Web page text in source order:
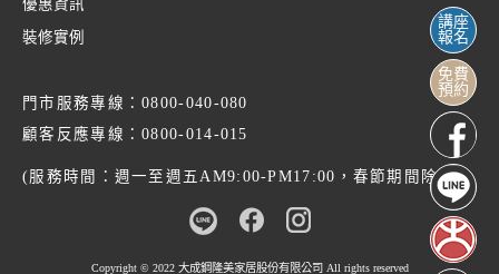
優惠資訊
裝修實例
門市服務專線：0800-040-080
顧客反應專線：0800-014-015
(服務時間：週一至週五AM9:00-PM17:00，春節期間除外)
Copyright © 2022 大成鋼隆美家居股份有限公司 All rights reserved
講座
報名
免費
預約